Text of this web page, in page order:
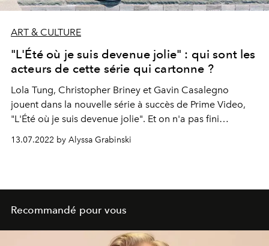
ART & CULTURE
"L'Été où je suis devenue jolie" : qui sont les
acteurs de cette série qui cartonne ?
Lola Tung, Christopher Briney et Gavin Casalegno
jouent dans la nouvelle série à succès de Prime Video,
"L'Été où je suis devenue jolie". Et on n'a pas fini
d'entendre paler d'eux.
13.07.2022 by Alyssa Grabinski
Recommandé pour vous